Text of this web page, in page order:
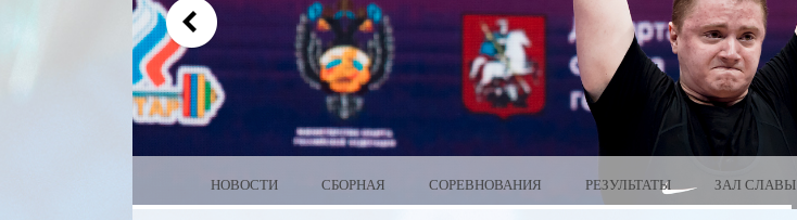
MENU
SKIP TO CONTENT
НОВОСТИ СБОРНАЯ СОРЕВНОВАНИЯ РЕЗУЛЬТАТЫ ЗАЛ СЛАВЫ